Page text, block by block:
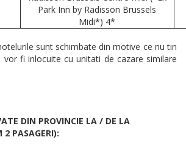
Park Inn by Radisson Brussels
Midi*) 4*
sunt schimbate din motive ce nu tin
vor fi inlocuite cu unitati de cazare similare
DIN PROVINCIE LA / DE LA
PASAGERI):